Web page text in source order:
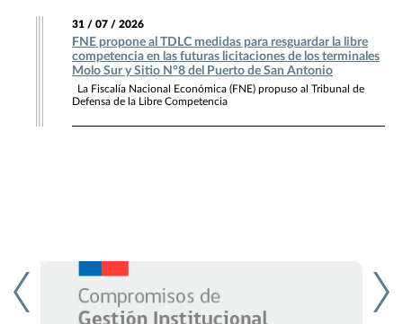
31 / 07 / 2026
FNE propone al TDLC medidas para resguardar la libre
competencia en las futuras licitaciones de los terminales
Molo Sur y Sitio N°8 del Puerto de San Antonio
La Fiscalía Nacional Económica (FNE) propuso al Tribunal de
Defensa de la Libre Competencia